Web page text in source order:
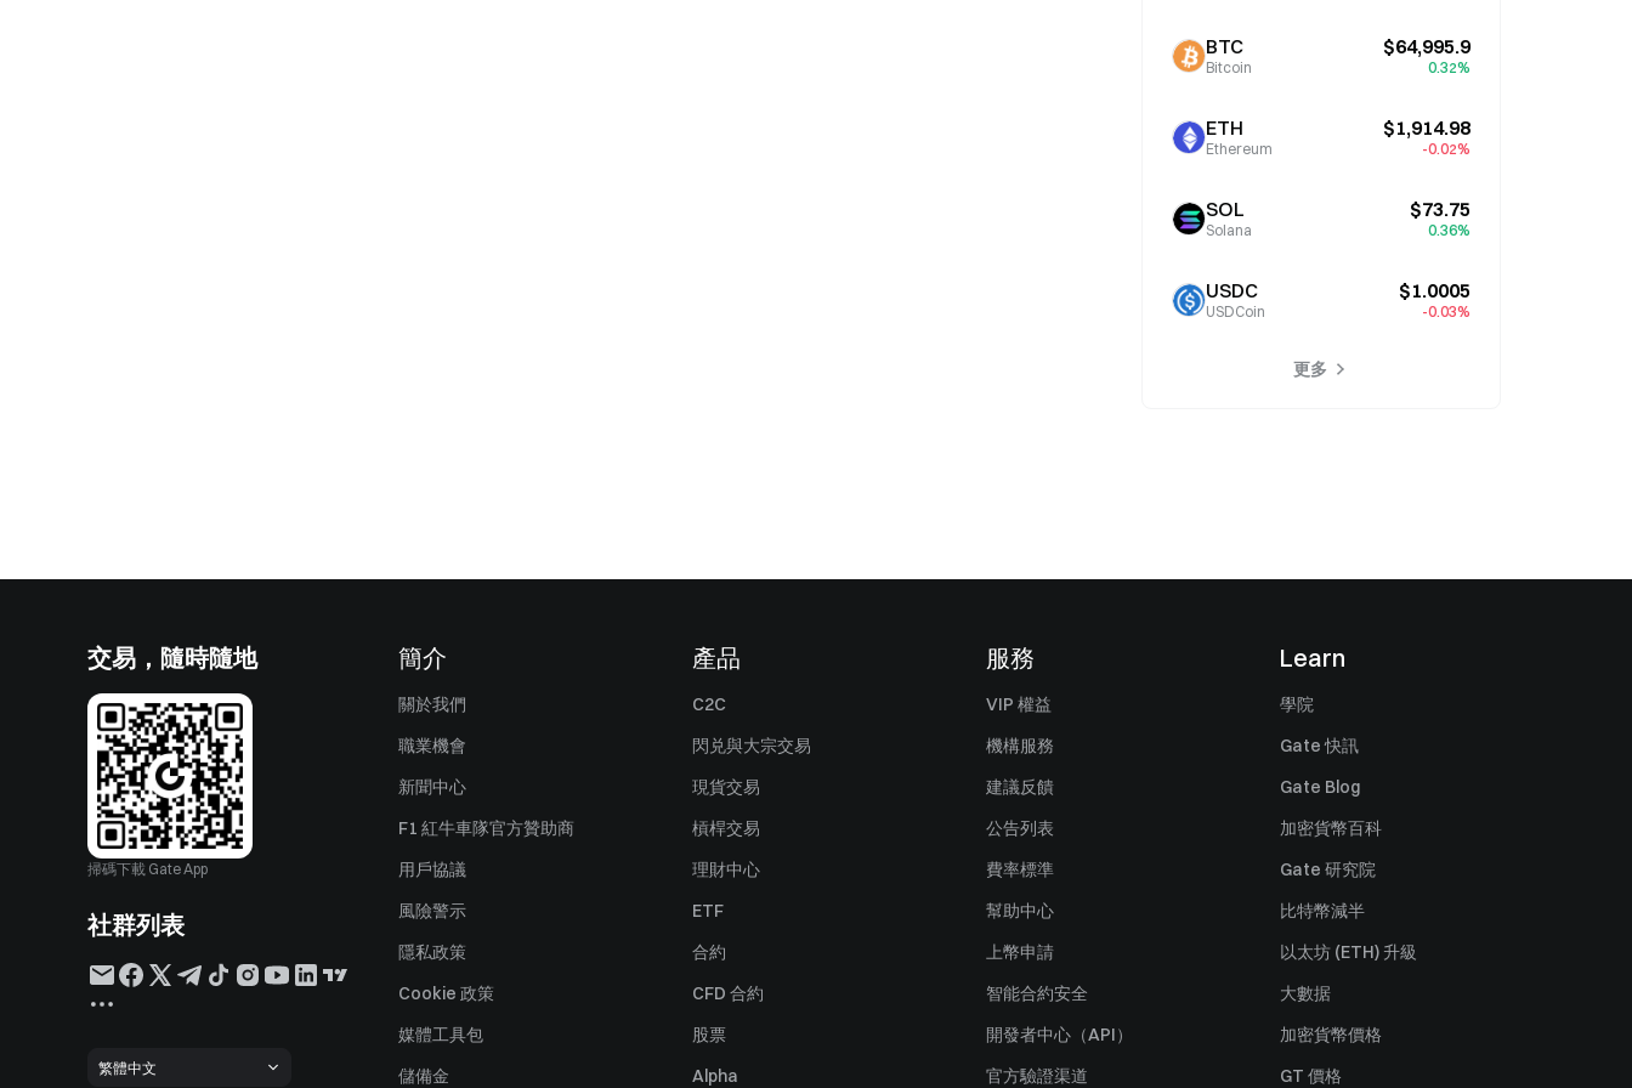
BTC
Bitcoin
$64,995.9
0.32%
ETH
Ethereum
$1,914.98
-0.02%
SOL
Solana
$73.75
0.36%
USDC
USDCoin
$1.0005
-0.03%
更多
交易，隨時隨地
掃碼下載 Gate App
社群列表
繁體中文
簡介
關於我們
職業機會
新聞中心
F1 紅牛車隊官方贊助商
用戶協議
風險警示
隱私政策
Cookie 政策
媒體工具包
儲備金
產品
C2C
閃兑與大宗交易
現貨交易
槓桿交易
理財中心
ETF
合約
CFD 合約
股票
Alpha
服務
VIP 權益
機構服務
建議反饋
公告列表
費率標準
幫助中心
上幣申請
智能合約安全
開發者中心（API）
官方驗證渠道
Learn
學院
Gate 快訊
Gate Blog
加密貨幣百科
Gate 研究院
比特幣減半
以太坊 (ETH) 升級
大數据
加密貨幣價格
GT 價格